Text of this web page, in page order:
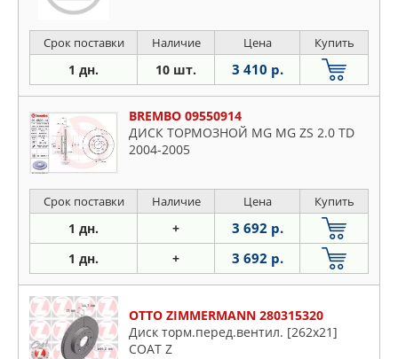
Срок поставки Наличие Цена Купить
1 дн. 10 шт. 3 410 р.
BREMBO 09550914
ДИСК ТОРМОЗНОЙ MG MG ZS 2.0 TD
2004-2005
Срок поставки Наличие Цена Купить
1 дн. + 3 692 р.
1 дн. + 3 692 р.
OTTO ZIMMERMANN 280315320
Диск торм.перед.вентил. [262x21]
COAT Z